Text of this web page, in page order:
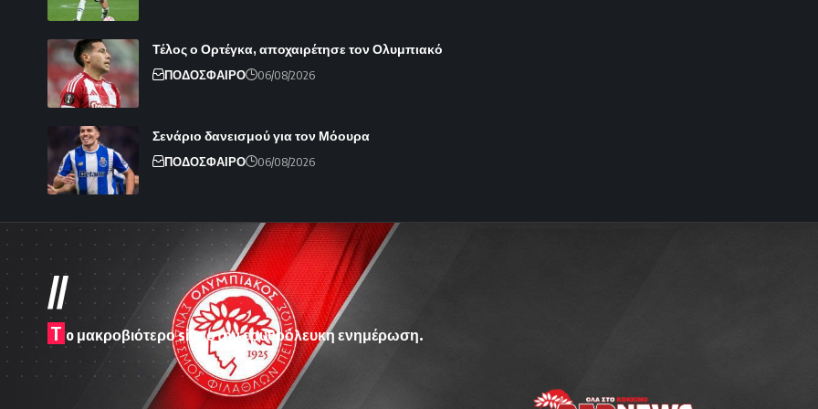
Τέλος ο Ορτέγκα, αποχαιρέτησε τον Ολυμπιακό
ΠΟΔΟΣΦΑΙΡΟ 06/08/2026
Σενάριο δανεισμού για τον Μόουρα
ΠΟΔΟΣΦΑΙΡΟ 06/08/2026
//
T o μακροβιότερο site στην ερυθρόλευκη ενημέρωση.